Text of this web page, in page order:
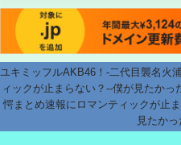
ユキミッフルAKB46！-二代目襲名火
ィックが止まらない？--僕が見たか
愕まとめ速報にロマンティックが止
見たか